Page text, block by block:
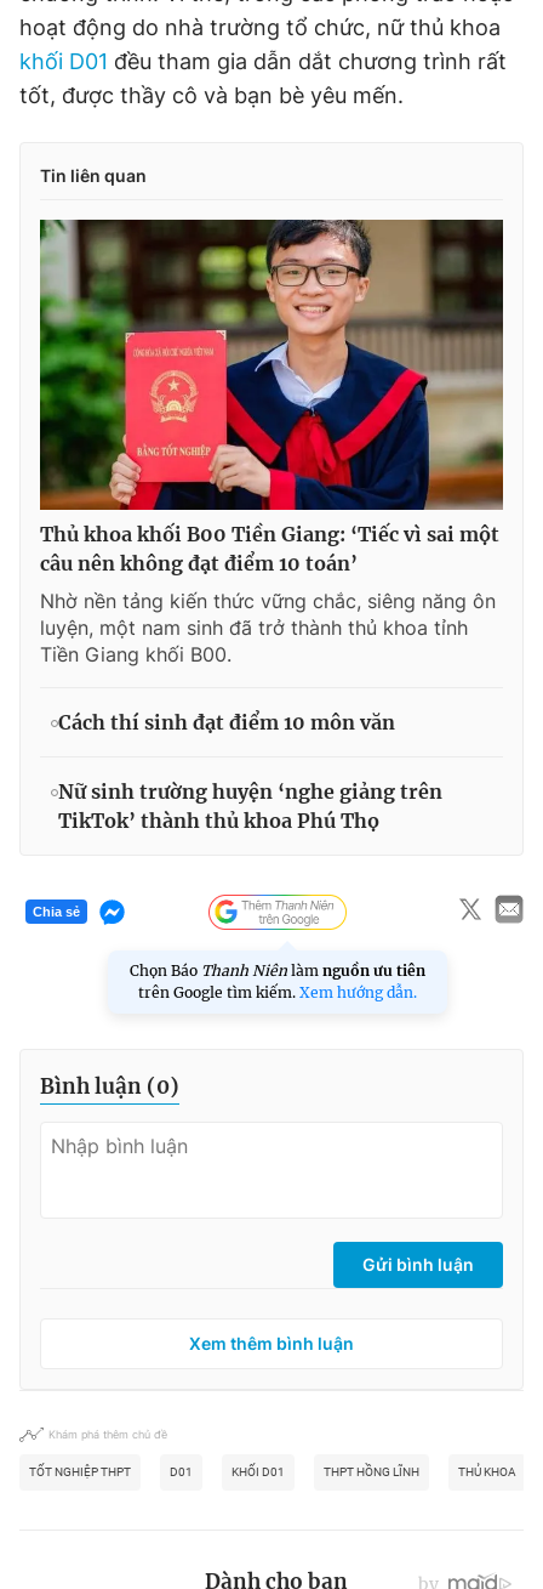
hoạt động do nhà trường tổ chức, nữ thủ khoa
khối D01 đều tham gia dẫn dắt chương trình rất
tốt, được thầy cô và bạn bè yêu mến.
Tin liên quan
Thủ khoa khối B00 Tiền Giang: ‘Tiếc vì sai một
câu nên không đạt điểm 10 toán’
Nhờ nền tảng kiến thức vững chắc, siêng năng ôn
luyện, một nam sinh đã trở thành thủ khoa tỉnh
Tiền Giang khối B00.
Cách thí sinh đạt điểm 10 môn văn
Nữ sinh trường huyện ‘nghe giảng trên
TikTok’ thành thủ khoa Phú Thọ
Chia sẻ
Chọn Báo Thanh Niên làm nguồn ưu tiên
trên Google tìm kiếm. Xem hướng dẫn.
Bình luận (0)
Gửi bình luận
Xem thêm bình luận
Khám phá thêm chủ đề
TỐT NGHIỆP THPT D01 KHỐI D01 THPT HỒNG LĨNH THỦ KHOA